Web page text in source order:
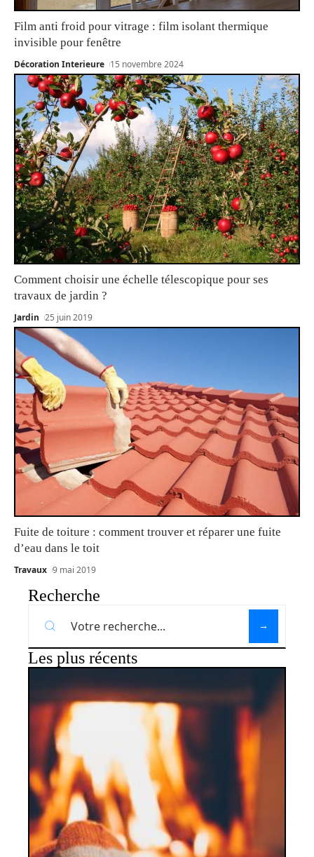
Film anti froid pour vitrage : film isolant thermique
invisible pour fenêtre
Décoration Interieure 15 novembre 2024
Comment choisir une échelle télescopique pour ses
travaux de jardin ?
Jardin 25 juin 2019
Fuite de toiture : comment trouver et réparer une fuite
d’eau dans le toit
Travaux 9 mai 2019
Recherche
Les plus récents